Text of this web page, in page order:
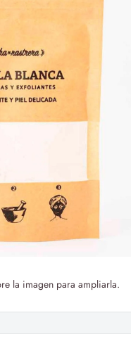
la imagen para ampliarla.